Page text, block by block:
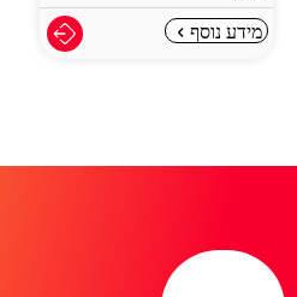
מידע נוסף